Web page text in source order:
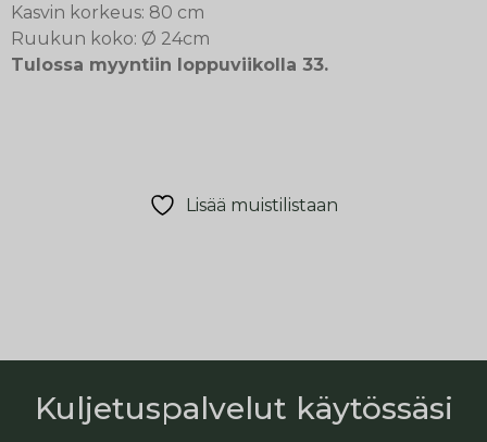
Kasvin korkeus: 80 cm
Ruukun koko: Ø 24cm
Tulossa myyntiin loppuviikolla 33.
Lisää muistilistaan
Kuljetuspalvelut käytössäsi